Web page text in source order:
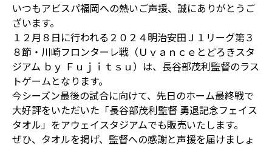
いつもアビスパ福岡への熱いご声援、誠にありがとうご
ざいます。
１２月８日に行われる２０２４明治安田Ｊ１リーグ第３
８節・川崎フロンターレ戦（Ｕｖａｎｃｅとどろきスタ
ジアム ｂｙ Ｆｕｊｉｔｓｕ）は、長谷部茂利監督のラス
トゲームとなります。
今シーズン最後の試合に向けて、先日のホーム最終戦で
大好評をいただいた「長谷部茂利監督 勇退記念フェイス
タオル」をアウェイスタジアムでも販売いたします。
ぜひ、タオルを掲げ、監督への感謝と声援を届けましょ